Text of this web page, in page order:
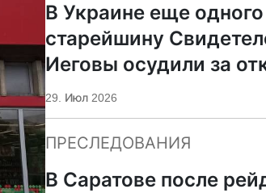
В Украине еще одного
старейшину
Иеговы осудили за
мобилизации
29. Июл 2026
ПРЕСЛЕДОВАНИЯ
В Саратове после